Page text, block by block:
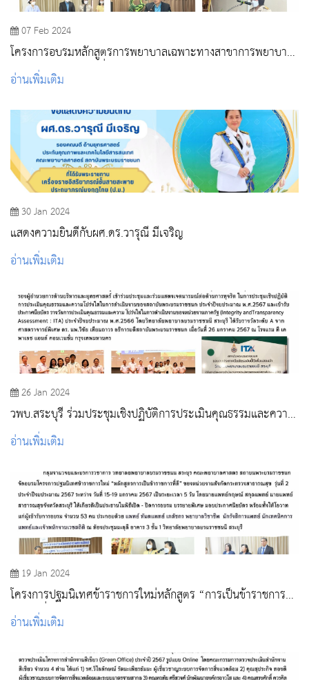
07 Feb 2024
โครงการอบรมหลักสูตรการพยาบาลเฉพาะทางสาขาการพยาบาล
เวชปฏิบัติฉุกเฉิน รุ่นที่ 5
อ่านเพิ่มเติม
30 Jan 2024
แสดงความยินดีกับผศ.ดร.วารุณี มีเจริญ
อ่านเพิ่มเติม
26 Jan 2024
วพบ.สระบุรี ร่วมประชุมเชิงปฏิบัติการประเมินคุณธรรมและความ
โปร่งใสในการดำเนินงานของสถาบันพระบรมราชชนก
อ่านเพิ่มเติม
19 Jan 2024
โครงการปฐมนิเทศข้าราชการใหม่หลักสูตร “การเป็นข้าราชการที่
ดี” รุ่นที่ 2/2567
อ่านเพิ่มเติม